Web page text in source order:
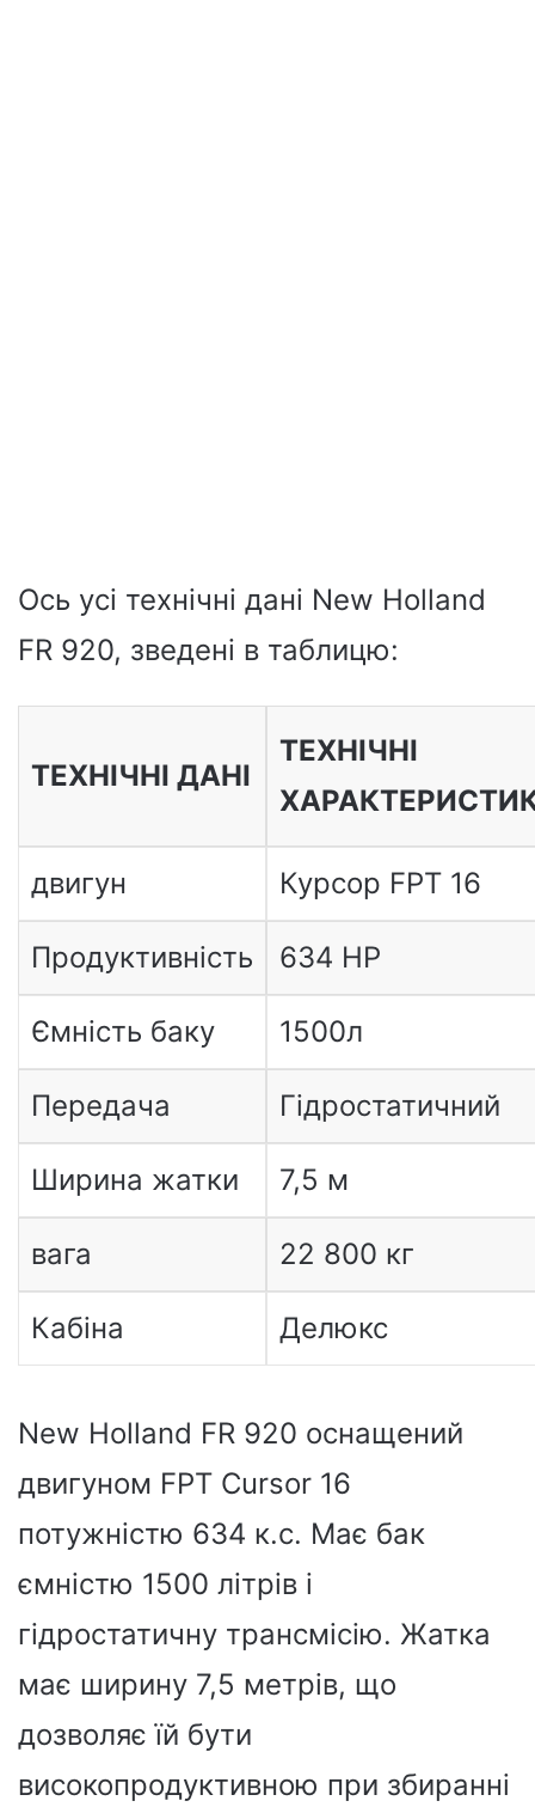
Ось усі технічні дані New Holland
FR 920, зведені в таблицю:
ТЕХНІЧНІ ДАНІ
ТЕХНІЧНІ
двигун Курсор FPT 16
Продуктивність 634 HP
Ємність баку 1500л
Передача Гідростатичний
Ширина жатки 7,5 м
вага 22 800 кг
Кабіна Делюкс
New Holland FR 920 оснащений
двигуном FPT Cursor 16
потужністю 634 к.с. Має бак
ємністю 1500 літрів і
гідростатичну трансмісію. Жатка
має ширину 7,5 метрів, що
дозволяє їй бути
високопродуктивною при збиранні